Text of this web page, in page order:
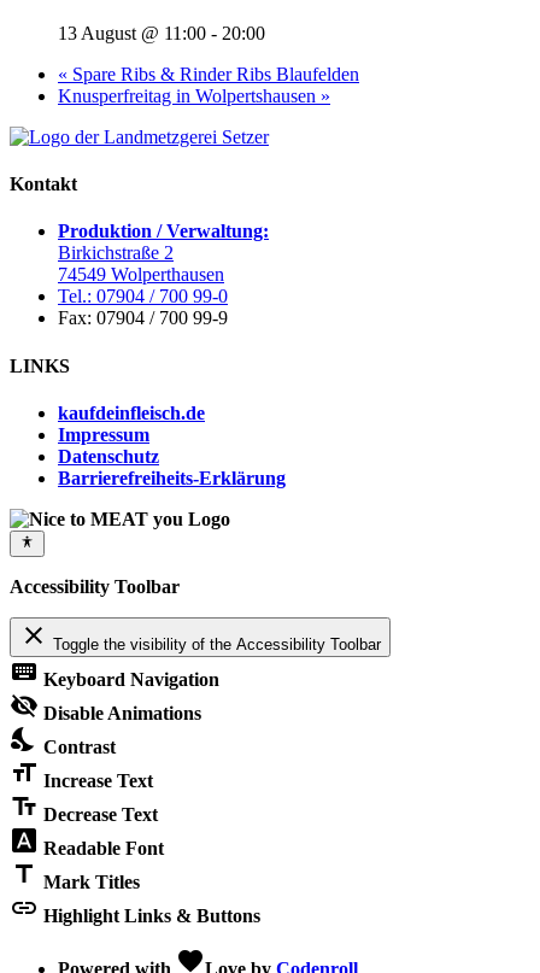
13 August @ 11:00 - 20:00
« Spare Ribs & Rinder Ribs Blaufelden
Knusperfreitag in Wolpertshausen »
Kontakt
Produktion / Verwaltung:
Birkichstraße 2
74549 Wolperthausen
Tel.: 07904 / 700 99-0
Fax: 07904 / 700 99-9
LINKS
kaufdeinfleisch.de
Impressum
Datenschutz
Barrierefreiheits-Erklärung
Accessibility Toolbar
close Toggle the visibility of the Accessibility Toolbar
keyboard Keyboard Navigation
visibility_off Disable Animations
nights_stay Contrast
format_size Increase Text
text_fields Decrease Text
font_download Readable Font
title Mark Titles
link Highlight Links & Buttons
favorite